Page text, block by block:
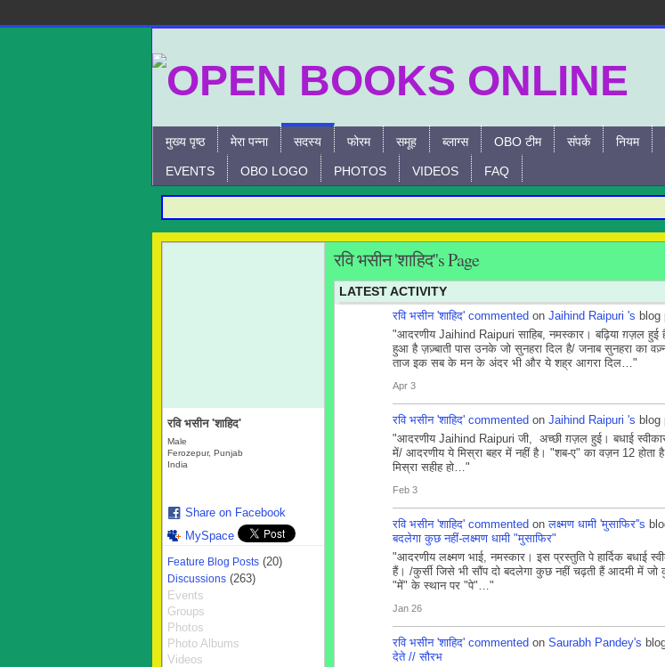
मुख्य पृष्ठ मेरा पन्ना सदस्य फोरम समूह ब्लाग्स OBO टीम संपर्क नियम
EVENTS OBO LOGO PHOTOS VIDEOS FAQ
रवि भसीन 'शाहिद'
Male
Ferozepur, Punjab
India
Share on Facebook
MySpace
Feature Blog Posts (20)
Discussions (263)
Events
Groups
Photos
Photo Albums
Videos
रवि भसीन 'शाहिद''s Page
LATEST ACTIVITY
रवि भसीन 'शाहिद' commented on Jaihind Raipuri 's
"आदरणीय Jaihind Raipuri साहिब, नमस्कार। बढ़िया ग़ज़ल हुई
हुआ है ज़ज़्बाती पास उनके जो सुनहरा दिल है/ जनाब सुनहरा का
ताज इक सब के मन के अंदर भी और ये शह्र आगरा दिल…"
Apr 3
रवि भसीन 'शाहिद' commented on Jaihind Raipuri 's
"आदरणीय Jaihind Raipuri जी, अच्छी ग़ज़ल हुई। बधाई
में/ आदरणीय ये मिस्रा बहर में नहीं है। "शब-ए" का वज़न 12
मिस्रा सहीह हो…"
Feb 3
रवि भसीन 'शाहिद' commented onलक्ष्मण धामी 'मुसाफिर''s
बदलेगा कुछ नहीं-लक्ष्मण धामी "मुसाफिर"
"आदरणीय लक्ष्मण भाई, नमस्कार। इस प्रस्तुति पे हार्दिक बधाई
हैं। /कुर्सी जिसे भी सौंप दो बदलेगा कुछ नहीं चढ़ती हैं आदमी में
"में" के स्थान पर "पे"…"
Jan 26
रवि भसीन 'शाहिद' commented on Saurabh Pandey's
देते // सौरभ